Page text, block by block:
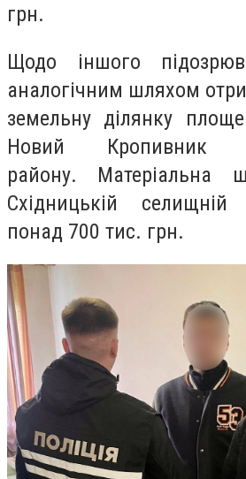
грн.
Щодо іншого
аналогічним шляхом
земельну ділянку
Новий Кропивник
району. Матеріальна
Східницькій
понад 700 тис. грн.